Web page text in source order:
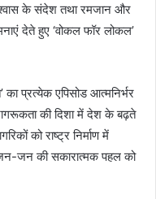
के संदेश तथा रमजान और
देते हुए ‘वोकल फॉर लोकल’
का प्रत्येक एपिसोड आत्मनिर्भर
की दिशा में देश के बढ़ते
को राष्ट्र निर्माण में
जन की सकारात्मक पहल को